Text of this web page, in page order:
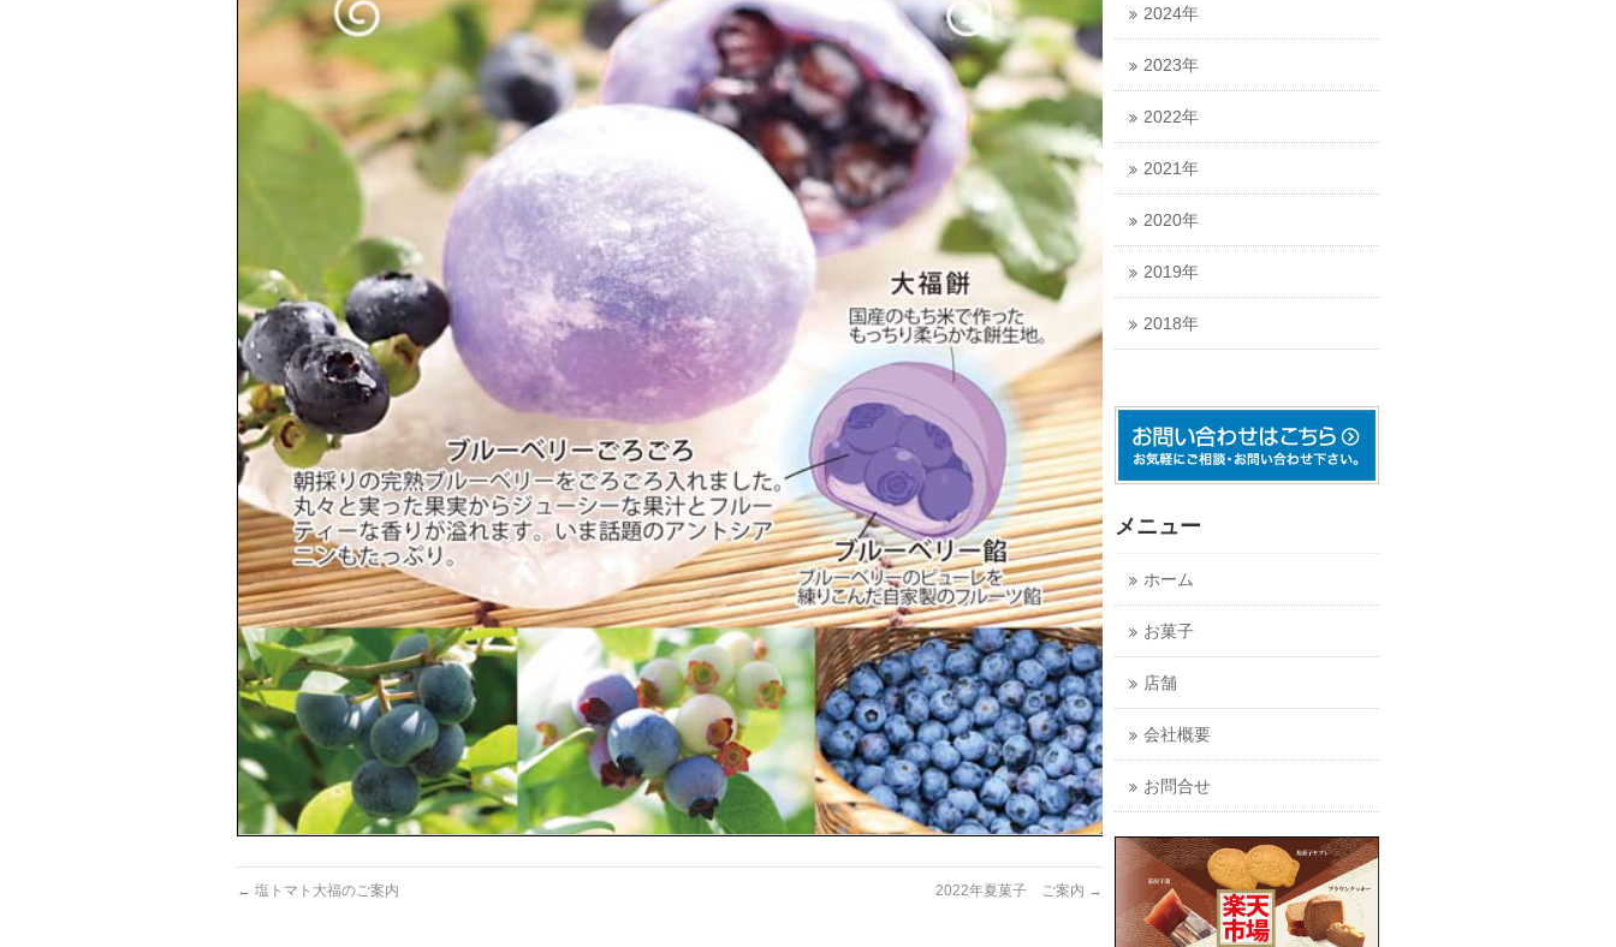
← 塩トマト大福のご案内 2022年夏菓子 ご案内 →
2024年
2023年
2022年
2021年
2020年
2019年
2018年
メニュー
ホーム
お菓子
店舗
会社概要
お問合せ